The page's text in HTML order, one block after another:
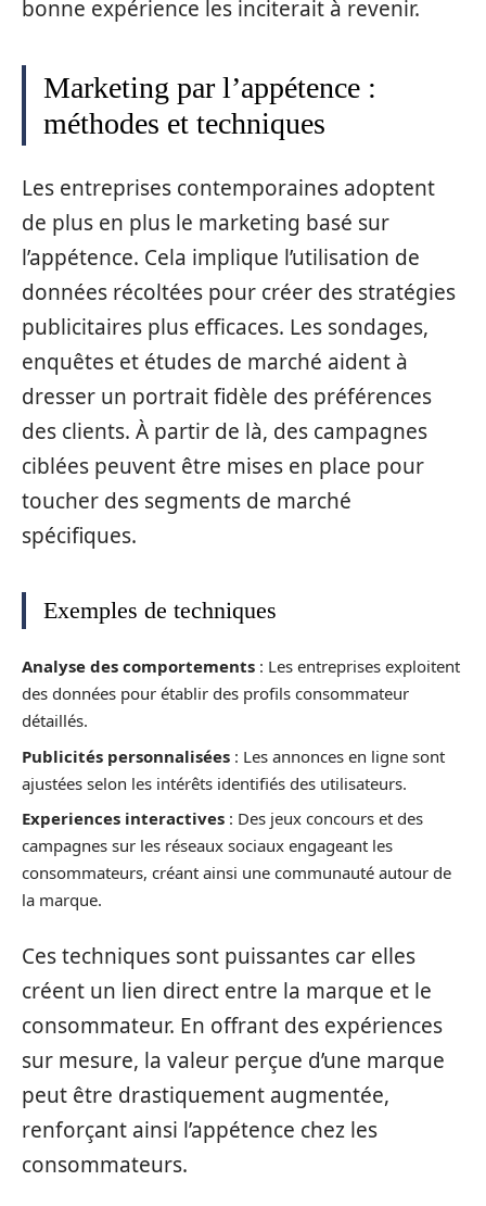
bonne expérience les inciterait à revenir.
Marketing par l’appétence :
méthodes et techniques
Les entreprises contemporaines adoptent
de plus en plus le marketing basé sur
l’appétence. Cela implique l’utilisation de
données récoltées pour créer des stratégies
publicitaires plus efficaces. Les sondages,
enquêtes et études de marché aident à
dresser un portrait fidèle des préférences
des clients. À partir de là, des campagnes
ciblées peuvent être mises en place pour
toucher des segments de marché
spécifiques.
Exemples de techniques
Analyse des comportements : Les entreprises exploitent
des données pour établir des profils consommateur
détaillés.
Publicités personnalisées : Les annonces en ligne sont
ajustées selon les intérêts identifiés des utilisateurs.
Experiences interactives : Des jeux concours et des
campagnes sur les réseaux sociaux engageant les
consommateurs, créant ainsi une communauté autour de
la marque.
Ces techniques sont puissantes car elles
créent un lien direct entre la marque et le
consommateur. En offrant des expériences
sur mesure, la valeur perçue d’une marque
peut être drastiquement augmentée,
renforçant ainsi l’appétence chez les
consommateurs.